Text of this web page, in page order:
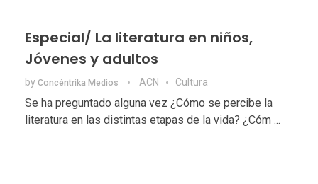
Especial/ La literatura en niños,
Jóvenes y adultos
by Concéntrika Medios ACN Cultura
Se ha preguntado alguna vez ¿Cómo se percibe la
literatura en las distintas etapas de la vida? ¿Cóm ...